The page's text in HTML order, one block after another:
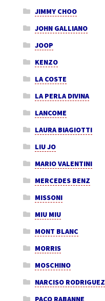
JIMMY CHOO
JOHN GALLIANO
JOOP
KENZO
LA COSTE
LA PERLA DIVINA
LANCOME
LAURA BIAGIOTTI
LIU JO
MARIO VALENTINI
MERCEDES BENZ
MISSONI
MIU MIU
MONT BLANC
MORRIS
MOSCHINO
NARCISO RODRIGUEZ
PACO RABANNE